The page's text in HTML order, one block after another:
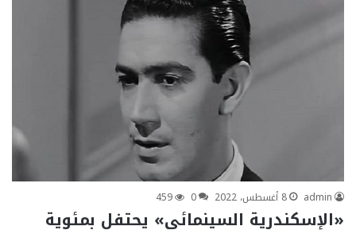
admin 8 أغسطس، 2022 0
459
«الإسكندرية السينمائي» يحتفل بمئوية